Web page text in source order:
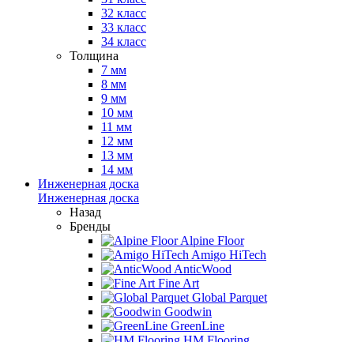
32 класс
33 класс
34 класс
Толщина
7 мм
8 мм
9 мм
10 мм
11 мм
12 мм
13 мм
14 мм
Инженерная доска
Инженерная доска
Назад
Бренды
Alpine Floor
Amigo HiTech
AnticWood
Fine Art
Global Parquet
Goodwin
GreenLine